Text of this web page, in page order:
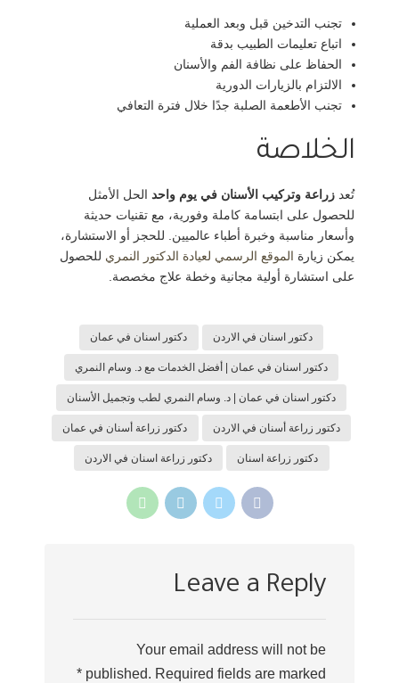
تجنب التدخين قبل وبعد العملية
اتباع تعليمات الطبيب بدقة
الحفاظ على نظافة الفم والأسنان
الالتزام بالزيارات الدورية
تجنب الأطعمة الصلبة جدًا خلال فترة التعافي
الخلاصة
تُعد زراعة وتركيب الأسنان في يوم واحد الحل الأمثل
للحصول على ابتسامة كاملة وفورية، مع تقنيات حديثة
وأسعار مناسبة وخبرة أطباء عالميين. للحجز أو الاستشارة،
يمكن زيارة الموقع الرسمي لعيادة الدكتور النمري للحصول
على استشارة أولية مجانية وخطة علاج مخصصة.
دكتور اسنان في الاردن دكتور اسنان في عمان
دكتور اسنان في عمان | أفضل الخدمات مع د. وسام النمري
دكتور اسنان في عمان | د. وسام النمري لطب وتجميل الأسنان
دكتور زراعة أسنان في الاردن دكتور زراعة أسنان في عمان
دكتور زراعة اسنان دكتور زراعة اسنان في الاردن
Leave a Reply
Your email address will not be
published. Required fields are marked *